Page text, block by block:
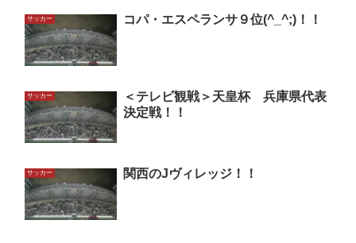
サッカー コパ・エスペランサ９位(^_^;)！！
サッカー
＜テレビ観戦＞天皇杯 兵庫県代表
決定戦！！
サッカー 関西のJヴィレッジ！！